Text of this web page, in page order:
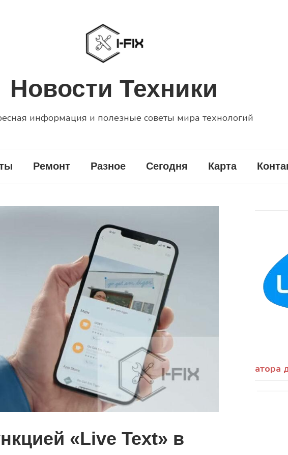
Новости Техники
информация и полезные советы мира технологий
Ремонт Разное Сегодня Карта
«Live Text» в
атора